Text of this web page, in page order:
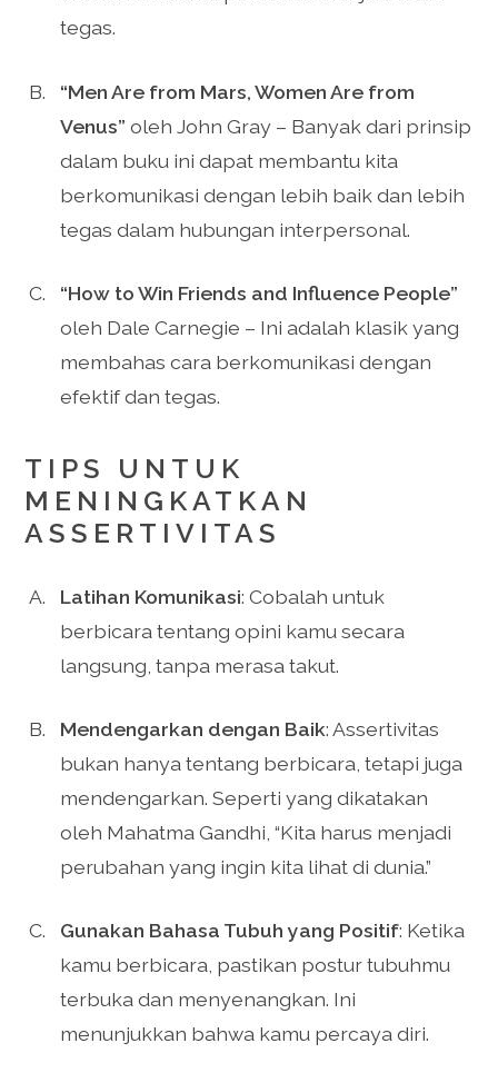
tegas.
“Men Are from Mars, Women Are from
Venus” oleh John Gray – Banyak dari prinsip
dalam buku ini dapat membantu kita
berkomunikasi dengan lebih baik dan lebih
tegas dalam hubungan interpersonal.
“How to Win Friends and Influence People”
oleh Dale Carnegie – Ini adalah klasik yang
membahas cara berkomunikasi dengan
efektif dan tegas.
TIPS UNTUK
MENINGKATKAN
ASSERTIVITAS
Latihan Komunikasi: Cobalah untuk
berbicara tentang opini kamu secara
langsung, tanpa merasa takut.
Mendengarkan dengan Baik: Assertivitas
bukan hanya tentang berbicara, tetapi juga
mendengarkan. Seperti yang dikatakan
oleh Mahatma Gandhi, “Kita harus menjadi
perubahan yang ingin kita lihat di dunia.”
Gunakan Bahasa Tubuh yang Positif: Ketika
kamu berbicara, pastikan postur tubuhmu
terbuka dan menyenangkan. Ini
menunjukkan bahwa kamu percaya diri.